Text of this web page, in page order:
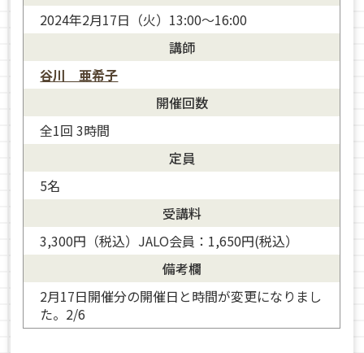
2024年2月17日（火）13:00～16:00
講師
谷川 亜希子
開催回数
全1回 3時間
定員
5名
受講料
3,300円（税込）JALO会員：1,650円(税込）
備考欄
2月17日開催分の開催日と時間が変更になりまし
た。2/6